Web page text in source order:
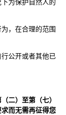
为保护自然人的
，在合理的范围
行公开或者其他已
二）至第（七）
而无需再征得您